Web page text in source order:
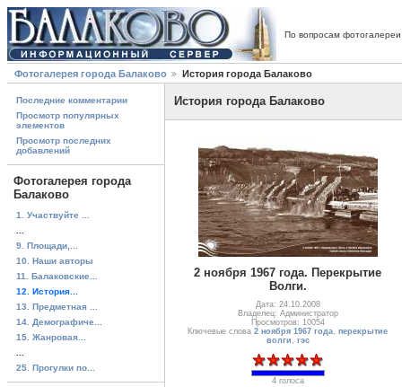
По вопросам
Фотогалерея города Балаково История города Балаково
Последние комментарии
Просмотр популярных
элементов
Просмотр последних
добавлений
Фотогалерея города
Балаково
1. Участвуйте ...
9. Площади,...
10. Наши авторы
11. Балаковские...
12. История...
13. Предметная ...
14. Демографиче...
15. Жанровая...
25. Прогулки по...
История города Балаково
2 ноября 1967 года. Перекрытие
Волги.
Дата: 24.10.2008
Владелец: Администратор
Просмотров: 10054
Ключевые слова 2 ноября 1967 года перекрытие
волги
гэс
4 голоса